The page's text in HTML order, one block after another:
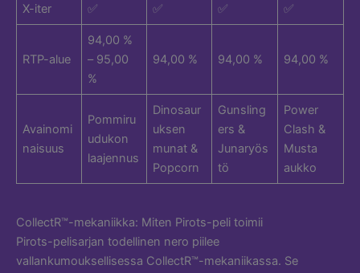
X-iter ✅ ✅ ✅ ✅
RTP-alue
94,00 %
– 95,00
%
94,00 % 94,00 % 94,00 %
Avainomi
naisuus
Pommiru
udukon
laajennus
Dinosaur
uksen
munat &
Popcorn
Gunsling
ers &
Junaryös
tö
Power
Clash &
Musta
aukko
CollectR™-mekaniikka: Miten Pirots-peli toimii
Pirots-pelisarjan todellinen nero piilee
vallankumouksellisessa CollectR™-mekaniikassa. Se